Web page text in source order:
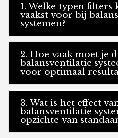
1. Welke typen filters
vaakst voor bij
systemen?
2. Hoe vaak moet je
balansventilatie
voor optimaal
3. Wat is het effect
balansventilatie
opzichte van